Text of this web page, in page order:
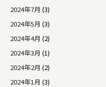
2024年7月 (3)
2024年5月 (3)
2024年4月 (2)
2024年3月 (1)
2024年2月 (2)
2024年1月 (3)